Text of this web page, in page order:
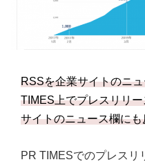
RSSを企業サイトのニ
TIMES上でプレスリリ
サイトのニュース欄に
PR TIMESでのプレスリ